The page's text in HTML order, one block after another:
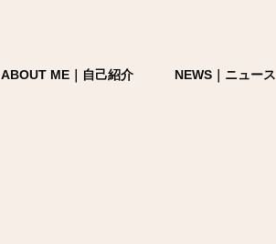
ABOUT ME｜自己紹介 NEWS｜ニュース